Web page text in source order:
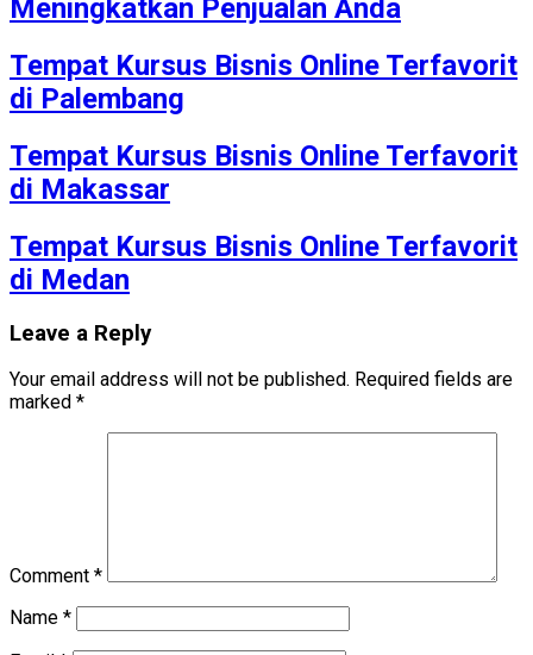
Meningkatkan Penjualan Anda
Tempat Kursus Bisnis Online Terfavorit
di Palembang
Tempat Kursus Bisnis Online Terfavorit
di Makassar
Tempat Kursus Bisnis Online Terfavorit
di Medan
Leave a Reply
Your email address will not be published. Required fields are
marked *
Comment *
Name *